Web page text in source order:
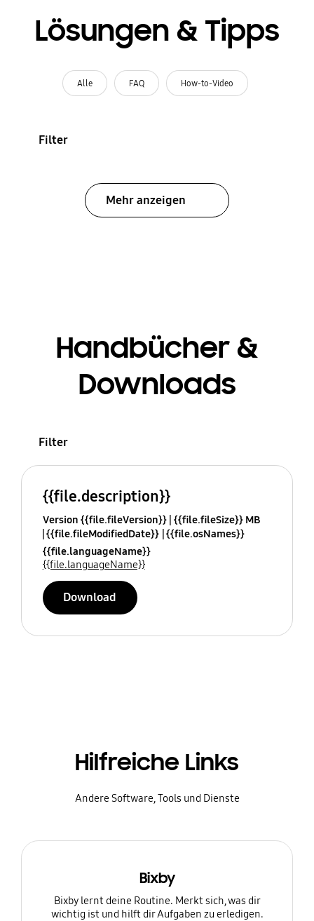
Lösungen & Tipps
Alle FAQ How-to-Video
Filter
Mehr anzeigen
Handbücher &
Downloads
Filter
{{file.description}}
Version {{file.fileVersion}} {{file.fileSize}} MB
{{file.fileModifiedDate}} {{file.osNames}}
{{file.languageName}}
{{file.languageName}}
Download
Hilfreiche Links
Andere Software, Tools und Dienste
Bixby
Bixby lernt deine Routine. Merkt sich, was dir
wichtig ist und hilft dir Aufgaben zu erledigen.